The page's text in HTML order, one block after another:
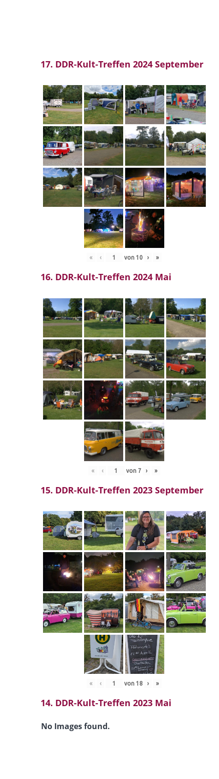
17. DDR-Kult-Treffen 2024 September
« ‹ von 10 › »
16. DDR-Kult-Treffen 2024 Mai
« ‹ von 7 › »
15. DDR-Kult-Treffen 2023 September
« ‹ von 18 › »
14. DDR-Kult-Treffen 2023 Mai
No Images found.